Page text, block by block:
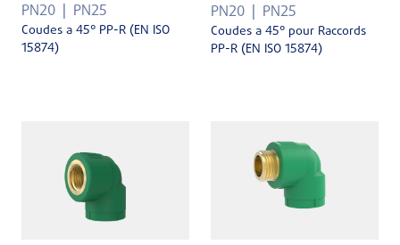
PN20 PN25
Coudes a 45° PP-R (EN ISO
15874)
PN20 PN25
Coudes a 45° pour Raccords
PP-R (EN ISO 15874)